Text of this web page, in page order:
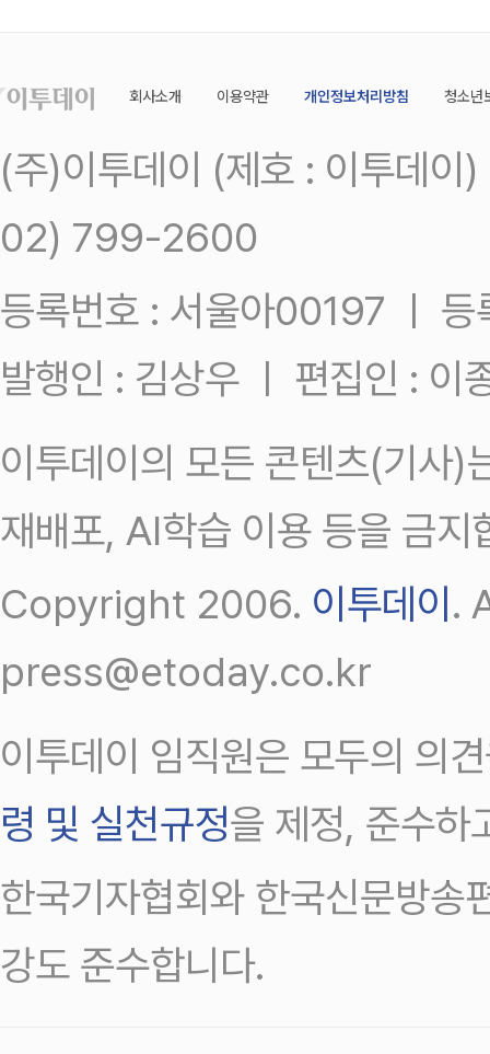
회사소개 이용약관 개인정보처리방침 청소년
(주)이투데이 (제호 : 이투데
02) 799-2600
등록번호 : 서울아00197 ㅣ
발행인 : 김상우 ㅣ 편집인 : 이
이투데이의 모든 콘텐츠(기사)
재배포, AI학습 이용 등을 금지
Copyright 2006. 이투데이.
press@etoday.co.kr
이투데이 임직원은 모두의 의
령 및 실천규정을 제정, 준수하
한국기자협회와 한국신문방송
강도 준수합니다.